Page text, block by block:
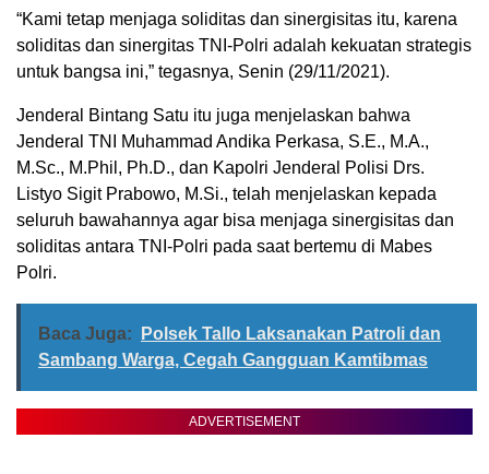
“Kami tetap menjaga soliditas dan sinergisitas itu, karena
soliditas dan sinergitas TNI-Polri adalah kekuatan strategis
untuk bangsa ini,” tegasnya, Senin (29/11/2021).
Jenderal Bintang Satu itu juga menjelaskan bahwa
Jenderal TNI Muhammad Andika Perkasa, S.E., M.A.,
M.Sc., M.Phil, Ph.D., dan Kapolri Jenderal Polisi Drs.
Listyo Sigit Prabowo, M.Si., telah menjelaskan kepada
seluruh bawahannya agar bisa menjaga sinergisitas dan
soliditas antara TNI-Polri pada saat bertemu di Mabes
Polri.
Baca Juga:
Polsek Tallo Laksanakan Patroli dan
Sambang Warga, Cegah Gangguan Kamtibmas
ADVERTISEMENT